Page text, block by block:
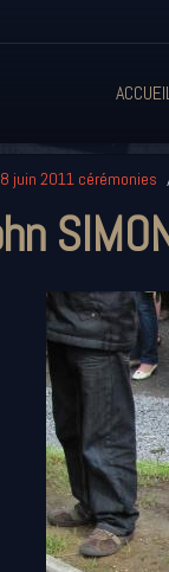
juin 2011 cérémonies